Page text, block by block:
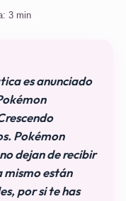
3 min
es anunciado
Pokémon
dejan de recibir
mismo están
por si te has